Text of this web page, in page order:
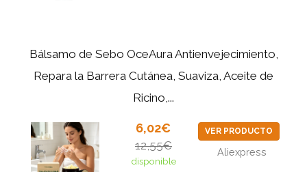
Bálsamo de Sebo OceAura Antienvejecimiento,
Repara la Barrera Cutánea, Suaviza, Aceite de
Ricino,...
6,02€
12,55€
disponible
VER PRODUCTO
Aliexpress